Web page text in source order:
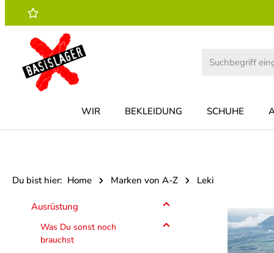
Hauptinhalt springen
Zur Suche springen
Zur Hauptnavigation springen
WIR BEKLEIDUNG SCHUHE
Du bist hier: Home Marken von A-Z Leki
Ausrüstung
Was Du sonst noch
brauchst